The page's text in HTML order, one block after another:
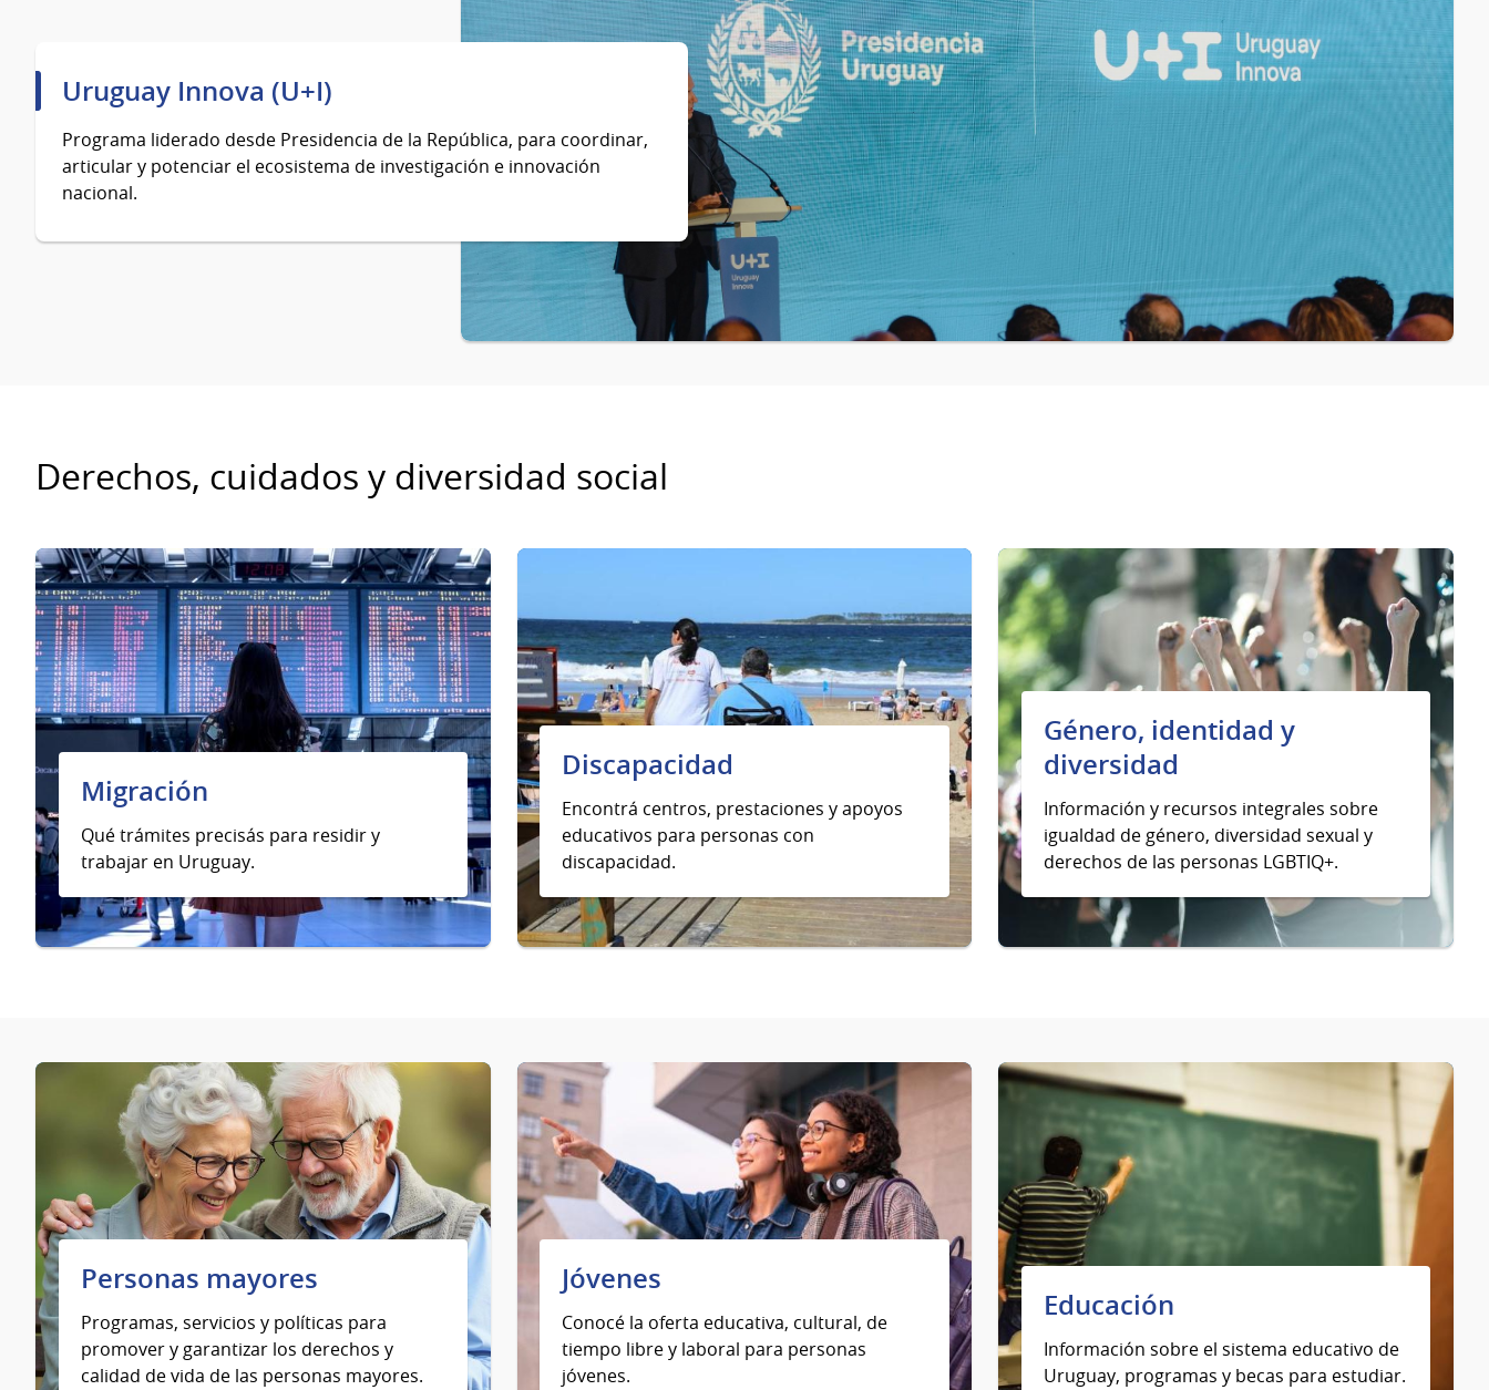
Uruguay Innova (U+I)
Programa liderado desde Presidencia de la República, para coordinar,
articular y potenciar el ecosistema de investigación e innovación
nacional.
Derechos, cuidados y diversidad social
Migración
Qué trámites precisás para residir y
trabajar en Uruguay.
Discapacidad
Encontrá centros, prestaciones y apoyos
educativos para personas con
discapacidad.
Género, identidad y
diversidad
Información y recursos integrales sobre
igualdad de género, diversidad sexual y
derechos de las personas LGBTIQ+.
Personas mayores
Programas, servicios y políticas para
promover y garantizar los derechos y
calidad de vida de las personas mayores.
Jóvenes
Conocé la oferta educativa, cultural, de
tiempo libre y laboral para personas
jóvenes.
Educación
Información sobre el sistema educativo de
Uruguay, programas y becas para estudiar.